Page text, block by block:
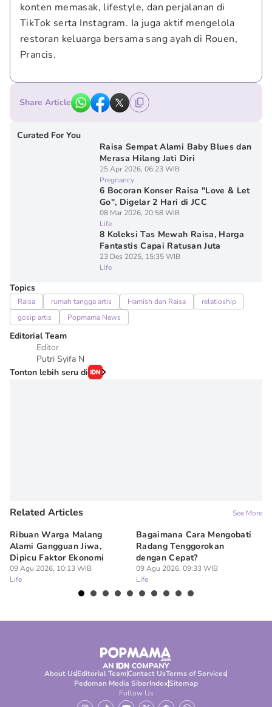
konten memasak, lifestyle, dan perjalanan di
TikTok serta Instagram. Ia juga aktif mengelola
restoran keluarga bersama sang ayah di Rouen,
Prancis.
Share Article
Curated For You
Raisa Sempat Alami Baby Blues dan
Merasa Hilang Jati Diri
25 Apr 2026, 06:23 WIB
Pregnancy
6 Bocoran Konser Raisa "Love & Let
Go", Digelar 2 Hari di JCC
08 Mar 2026, 20:58 WIB
Life
8 Koleksi Tas Mewah Raisa, Harga
Fantastis Capai Ratusan Juta
23 Des 2025, 15:35 WIB
Life
Topics
Raisa rumah tangga artis Hamish dan Raisa
relatioship
gosip artis
Popmama News
Editorial Team
Editor
Putri Syifa N
Tonton lebih seru di
Related Articles See More
Ribuan Warga Malang
Alami Gangguan Jiwa,
Dipicu Faktor Ekonomi
09 Agu 2026, 10:13 WIB
Life
Bagaimana Cara Mengobati
Radang Tenggorokan
dengan Cepat?
09 Agu 2026, 09:33 WIB
Life
About UsEditorial TeamContact UsTerms of Services
Pedoman Media SiberIndexSitemap
Follow Us